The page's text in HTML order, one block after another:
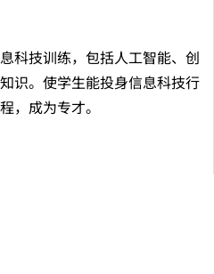
科技训练，包括人工智能、创
识。使学生能投身信息科技行
，成为专才。